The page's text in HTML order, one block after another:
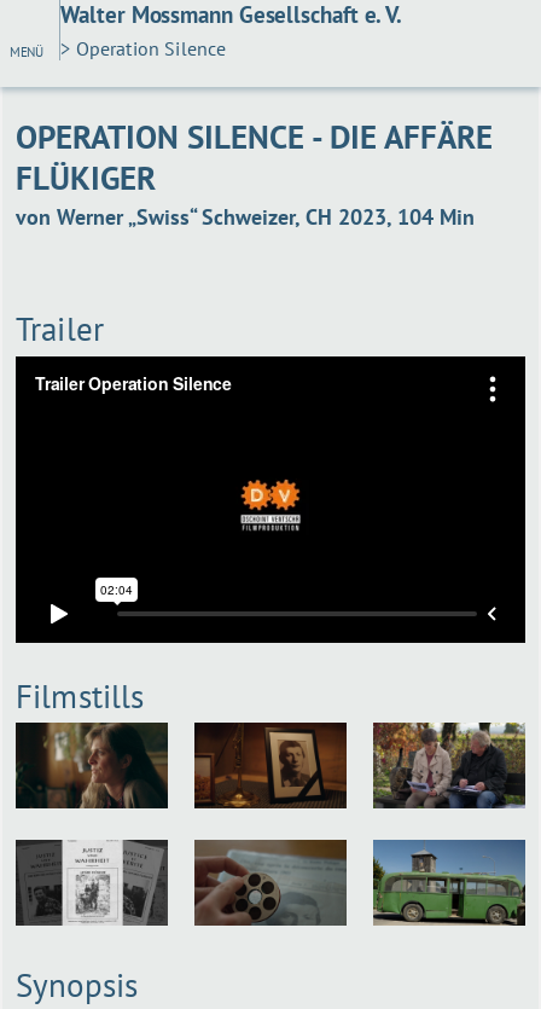
MENÜ
Walter Mossmann Gesellschaft e. V.
> Operation Silence
OPERATION SILENCE - DIE AFFÄRE
FLÜKIGER
von Werner „Swiss“ Schweizer, CH 2023, 104 Min
Trailer
Filmstills
Synopsis